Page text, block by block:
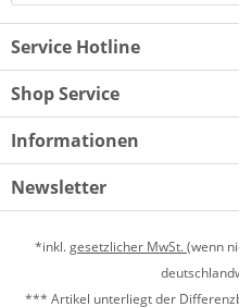
Service Hotline
Shop Service
Informationen
Newsletter
*inkl.gesetzlicher MwSt.(wenn
*** Artikel unterliegt der